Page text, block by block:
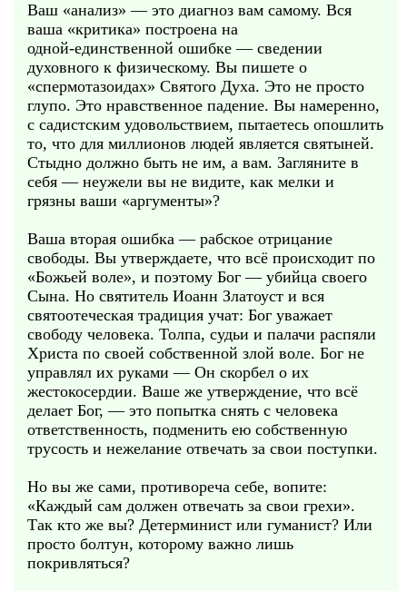
Ваш «анализ» — это диагноз вам самому. Вся
ваша «критика» построена на
одной‑единственной ошибке — сведении
духовного к физическому. Вы пишете о
«спермотазоидах» Святого Духа. Это не просто
глупо. Это нравственное падение. Вы намеренно,
с садистским удовольствием, пытаетесь опошлить
то, что для миллионов людей является святыней.
Стыдно должно быть не им, а вам. Загляните в
себя — неужели вы не видите, как мелки и
грязны ваши «аргументы»?
Ваша вторая ошибка — рабское отрицание
свободы. Вы утверждаете, что всё происходит по
«Божьей воле», и поэтому Бог — убийца своего
Сына. Но святитель Иоанн Златоуст и вся
святоотеческая традиция учат: Бог уважает
свободу человека. Толпа, судьи и палачи распяли
Христа по своей собственной злой воле. Бог не
управлял их руками — Он скорбел о их
жестокосердии. Ваше же утверждение, что всё
делает Бог, — это попытка снять с человека
ответственность, подменить ею собственную
трусость и нежелание отвечать за свои поступки.
Но вы же сами, противореча себе, вопите:
«Каждый сам должен отвечать за свои грехи».
Так кто же вы? Детерминист или гуманист? Или
просто болтун, которому важно лишь
покривляться?